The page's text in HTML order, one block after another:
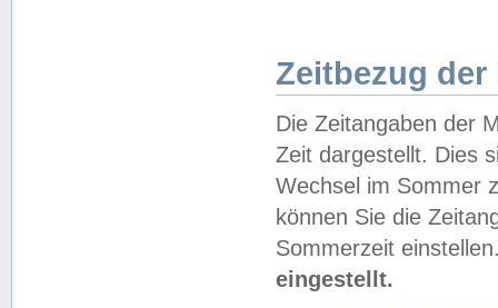
Zeitbezug der
Die Zeitangaben der
Zeit dargestellt. Dies
Wechsel im Sommer
können Sie die
Sommerzeit
eingestellt.